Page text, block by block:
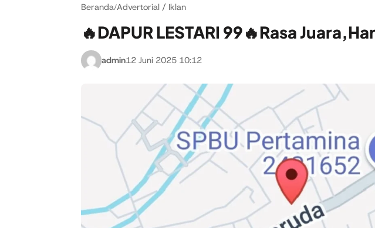
Beranda/Advertorial / Iklan
🔥DAPUR LESTARI 99🔥Rasa
admin12 Juni 2025 10:12